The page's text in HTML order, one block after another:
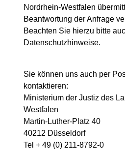
Nordrhein-Westfalen
Beantwortung der Anfrage
Beachten Sie hierzu bitte
Datenschutzhinweise.
Sie können uns auch per
kontaktieren:
Ministerium der Justiz des
Westfalen
Martin-Luther-Platz 40
40212 Düsseldorf
Tel + 49 (0) 211-8792-0